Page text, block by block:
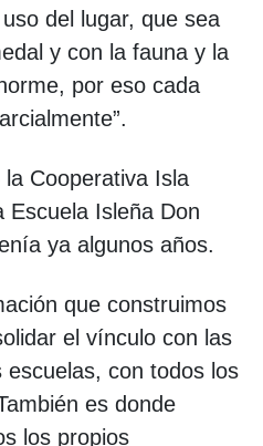
del lugar, que sea
y con la fauna y la
por eso cada
Cooperativa Isla
Escuela Isleña Don
ya algunos años.
que construimos
el vínculo con las
escuelas, con todos los
es donde
los propios